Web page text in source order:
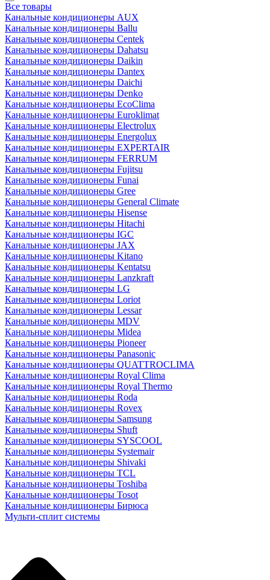
Все товары
Канальные кондиционеры AUX
Канальные кондиционеры Ballu
Канальные кондиционеры Centek
Канальные кондиционеры Dahatsu
Канальные кондиционеры Daikin
Канальные кондиционеры Dantex
Канальные кондиционеры Daichi
Канальные кондиционеры Denko
Канальные кондиционеры EcoClima
Канальные кондиционеры Euroklimat
Канальные кондиционеры Electrolux
Канальные кондиционеры Energolux
Канальные кондиционеры EXPERTAIR
Канальные кондиционеры FERRUM
Канальные кондиционеры Fujitsu
Канальные кондиционеры Funai
Канальные кондиционеры Gree
Канальные кондиционеры General Climate
Канальные кондиционеры Hisense
Канальные кондиционеры Hitachi
Канальные кондиционеры IGC
Канальные кондиционеры JAX
Канальные кондиционеры Kitano
Канальные кондиционеры Kentatsu
Канальные кондиционеры Lanzkraft
Канальные кондиционеры LG
Канальные кондиционеры Loriot
Канальные кондиционеры Lessar
Канальные кондиционеры MDV
Канальные кондиционеры Midea
Канальные кондиционеры Pioneer
Канальные кондиционеры Panasonic
Канальные кондиционеры QUATTROCLIMA
Канальные кондиционеры Royal Clima
Канальные кондиционеры Royal Thermo
Канальные кондиционеры Roda
Канальные кондиционеры Rovex
Канальные кондиционеры Samsung
Канальные кондиционеры Shuft
Канальные кондиционеры SYSCOOL
Канальные кондиционеры Systemair
Канальные кондиционеры Shivaki
Канальные кондиционеры TCL
Канальные кондиционеры Toshiba
Канальные кондиционеры Tosot
Канальные кондиционеры Бирюса
Мульти-сплит системы